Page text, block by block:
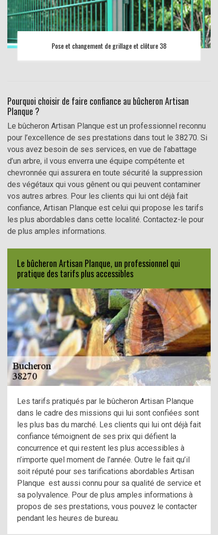
Pose et changement de grillage et clôture 38
Pourquoi choisir de faire confiance au bûcheron Artisan
Planque ?
Le bûcheron Artisan Planque est un professionnel reconnu
pour l’excellence de ses prestations dans tout le 38270. Si
vous avez besoin de ses services, en vue de l’abattage
d’un arbre, il vous enverra une équipe compétente et
chevronnée qui assurera en toute sécurité la suppression
des végétaux qui vous gênent ou qui peuvent contaminer
vos autres arbres. Pour les clients qui lui ont déjà fait
confiance, Artisan Planque est celui qui propose les tarifs
les plus abordables dans cette localité. Contactez-le pour
de plus amples informations.
Le bûcheron Artisan Planque, un professionnel qui
pratique des tarifs plus accessibles
Les tarifs pratiqués par le bûcheron Artisan Planque
dans le cadre des missions qui lui sont confiées sont
les plus bas du marché. Les clients qui lui ont déjà fait
confiance témoignent de ses prix qui défient la
concurrence et qui restent les plus accessibles à
n’importe quel moment de l’année. Outre le fait qu’il
soit réputé pour ses tarifications abordables Artisan
Planque est aussi connu pour sa qualité de service et
sa polyvalence. Pour de plus amples informations à
propos de ses prestations, vous pouvez le contacter
pendant les heures de bureau.